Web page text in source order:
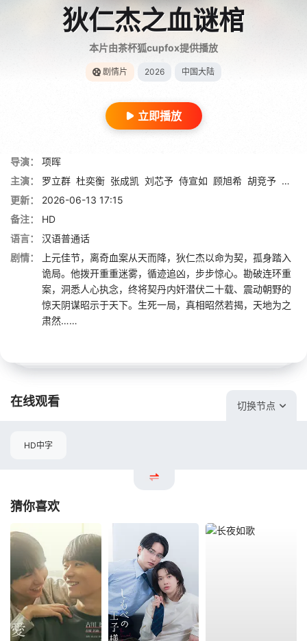
狄仁杰之血谜棺
本片由茶杯狐cupfox提供播放
剧情片 2026 中国大陆
立即播放
导演：
项晖
主演：
罗立群 杜奕衡 张成凯 刘芯予 侍宣如 顾旭希 胡竞予 陈心
更新：
2026-06-13 17:15
备注：
HD
语言：
汉语普通话
剧情：
上元佳节，离奇血案从天而降，狄仁杰以命为契，孤身踏入
诡局。他拨开重重迷雾，循迹追凶，步步惊心。勘破连环重
案，洞悉人心执念，终将契丹内奸潜伏二十载、震动朝野的
惊天阴谋昭示于天下。生死一局，真相昭然若揭，天地为之
肃然……
在线观看 切换节点
HD中字
猜你喜欢